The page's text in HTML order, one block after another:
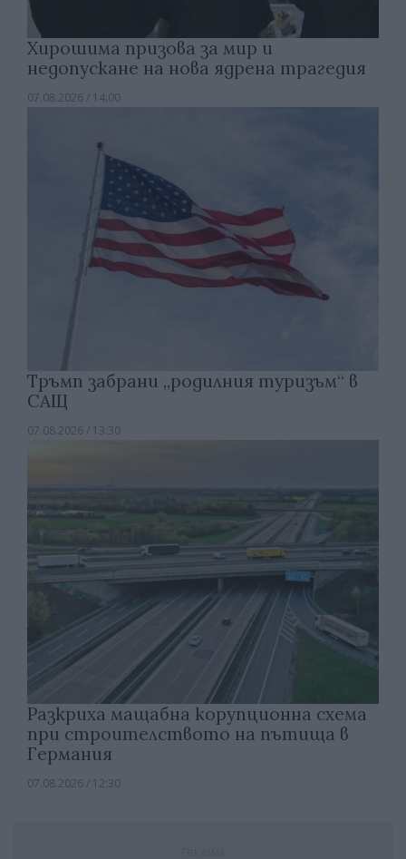
Хирошима призова за мир и
недопускане на нова ядрена трагедия
07.08.2026 / 14:00
Тръмп забрани „родилния туризъм“ в
САЩ
07.08.2026 / 13:30
Разкриха мащабна корупционна схема
при строителството на пътища в
Германия
07.08.2026 / 12:30